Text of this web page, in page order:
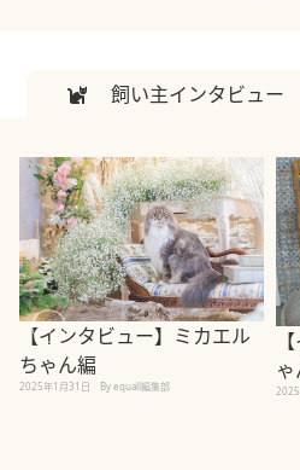
飼い主インタビュー
【インタビュー】ミカエル
ちゃん編
2025年1月31日 By equall編集部